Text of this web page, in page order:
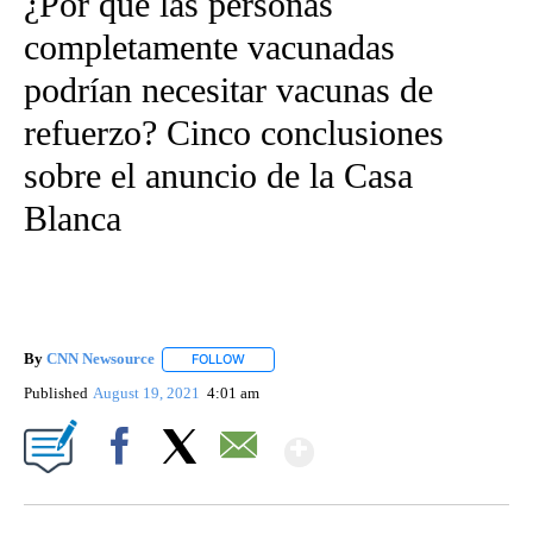
completamente vacunadas
podrían necesitar vacunas de
refuerzo? Cinco conclusiones
sobre el anuncio de la Casa
Blanca
By CNN Newsource FOLLOW
Published August 19, 2021 4:01 am